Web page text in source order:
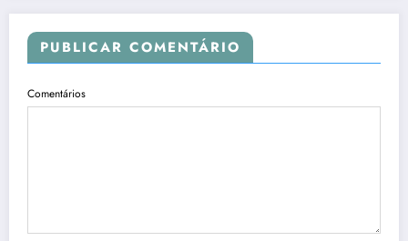
PUBLICAR COMENTÁRIO
Comentários